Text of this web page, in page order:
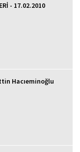
- 17.02.2010
Hacıeminoğlu